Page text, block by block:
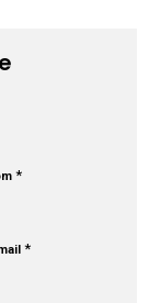
*
*